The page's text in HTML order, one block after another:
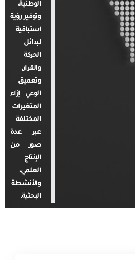
الوطنية،
وتوفير رؤية
استباقية
لبدائل
الحركة
والقرار.
وتعميق
الوعي إزاء
المتغيرات
المختلفة
عبر عدة
صور من
الإنتاج
العلمي،
والأنشطة
البحثية.